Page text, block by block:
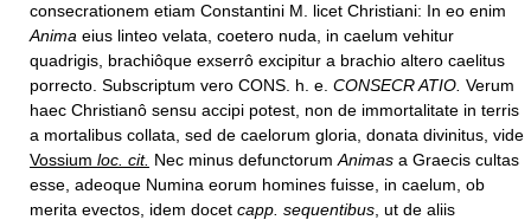
consecrationem etiam Constantini M. licet Christiani: In eo enim
Anima eius linteo velata, coetero nuda, in caelum vehitur
quadrigis, brachiôque exserrô excipitur a brachio altero caelitus
porrecto. Subscriptum vero CONS. h. e. CONSECR ATIO. Verum
haec Christianô sensu accipi potest, non de immortalitate in terris
a mortalibus collata, sed de caelorum gloria, donata divinitus, vide
Vossium loc. cit. Nec minus defunctorum Animas a Graecis cultas
esse, adeoque Numina eorum homines fuisse, in caelum, ob
merita evectos, idem docet capp. sequentibus , ut de aliis